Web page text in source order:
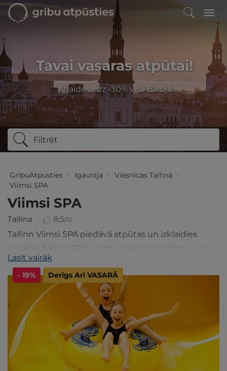
Tavai vasaras atpūtai!
Atlaides līdz -30% visā Baltijā
Filtrēt
GribuAtpusties » Igaunija » Viesnīcas Tallinā »
Viimsi SPA
Viimsi SPA
Tallina 8,5/10
Tallinn Viimsi SPA piedāvā atpūtas un izklaidies
iespējas Tallinā. SPA centrs, skaistumkopšanas un
veselības centrs, bērnu klubs.
Lasīt vairāk
- 19% Derīgs Arī VASARĀ